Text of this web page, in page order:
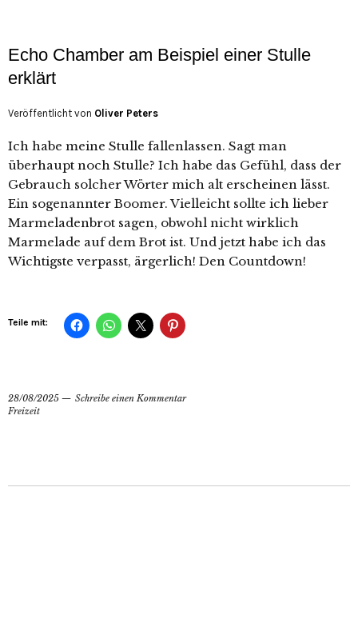
Echo Chamber am Beispiel einer Stulle
erklärt
Veröffentlicht von Oliver Peters
Ich habe meine Stulle fallenlassen. Sagt man
überhaupt noch Stulle? Ich habe das Gefühl, dass der
Gebrauch solcher Wörter mich alt erscheinen lässt.
Ein sogenannter Boomer. Vielleicht sollte ich lieber
Marmeladenbrot sagen, obwohl nicht wirklich
Marmelade auf dem Brot ist. Und jetzt habe ich das
Wichtigste verpasst, ärgerlich! Den Countdown!
Teile mit:
28/08/2025
Schreibe einen Kommentar
Freizeit